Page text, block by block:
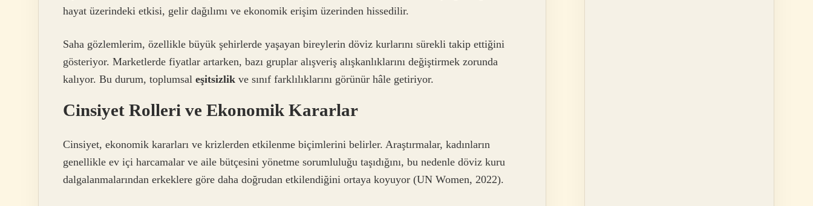
hayat üzerindeki etkisi, gelir dağılımı ve ekonomik erişim üzerinden hissedilir.
Saha gözlemlerim, özellikle büyük şehirlerde yaşayan bireylerin döviz kurlarını sürekli takip ettiğini
gösteriyor. Marketlerde fiyatlar artarken, bazı gruplar alışveriş alışkanlıklarını değiştirmek zorunda
kalıyor. Bu durum, toplumsal eşitsizlik ve sınıf farklılıklarını görünür hâle getiriyor.
Cinsiyet Rolleri ve Ekonomik Kararlar
Cinsiyet, ekonomik kararları ve krizlerden etkilenme biçimlerini belirler. Araştırmalar, kadınların
genellikle ev içi harcamalar ve aile bütçesini yönetme sorumluluğu taşıdığını, bu nedenle döviz kuru
dalgalanmalarından erkeklere göre daha doğrudan etkilendiğini ortaya koyuyor (UN Women, 2022).